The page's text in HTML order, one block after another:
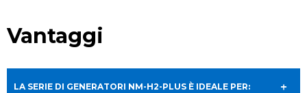
Vantaggi
LA SERIE DI GENERATORI NM-H2-PLUS È IDEALE PER: